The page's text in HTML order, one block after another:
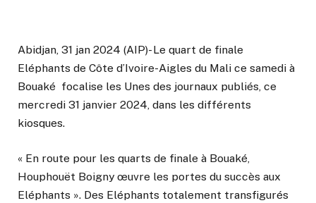
Abidjan, 31 jan 2024 (AIP)- Le quart de finale
Eléphants de Côte d’Ivoire-Aigles du Mali ce samedi à
Bouaké focalise les Unes des journaux publiés, ce
mercredi 31 janvier 2024, dans les différents
kiosques.
« En route pour les quarts de finale à Bouaké,
Houphouët Boigny œuvre les portes du succès aux
Eléphants ». Des Eléphants totalement transfigurés